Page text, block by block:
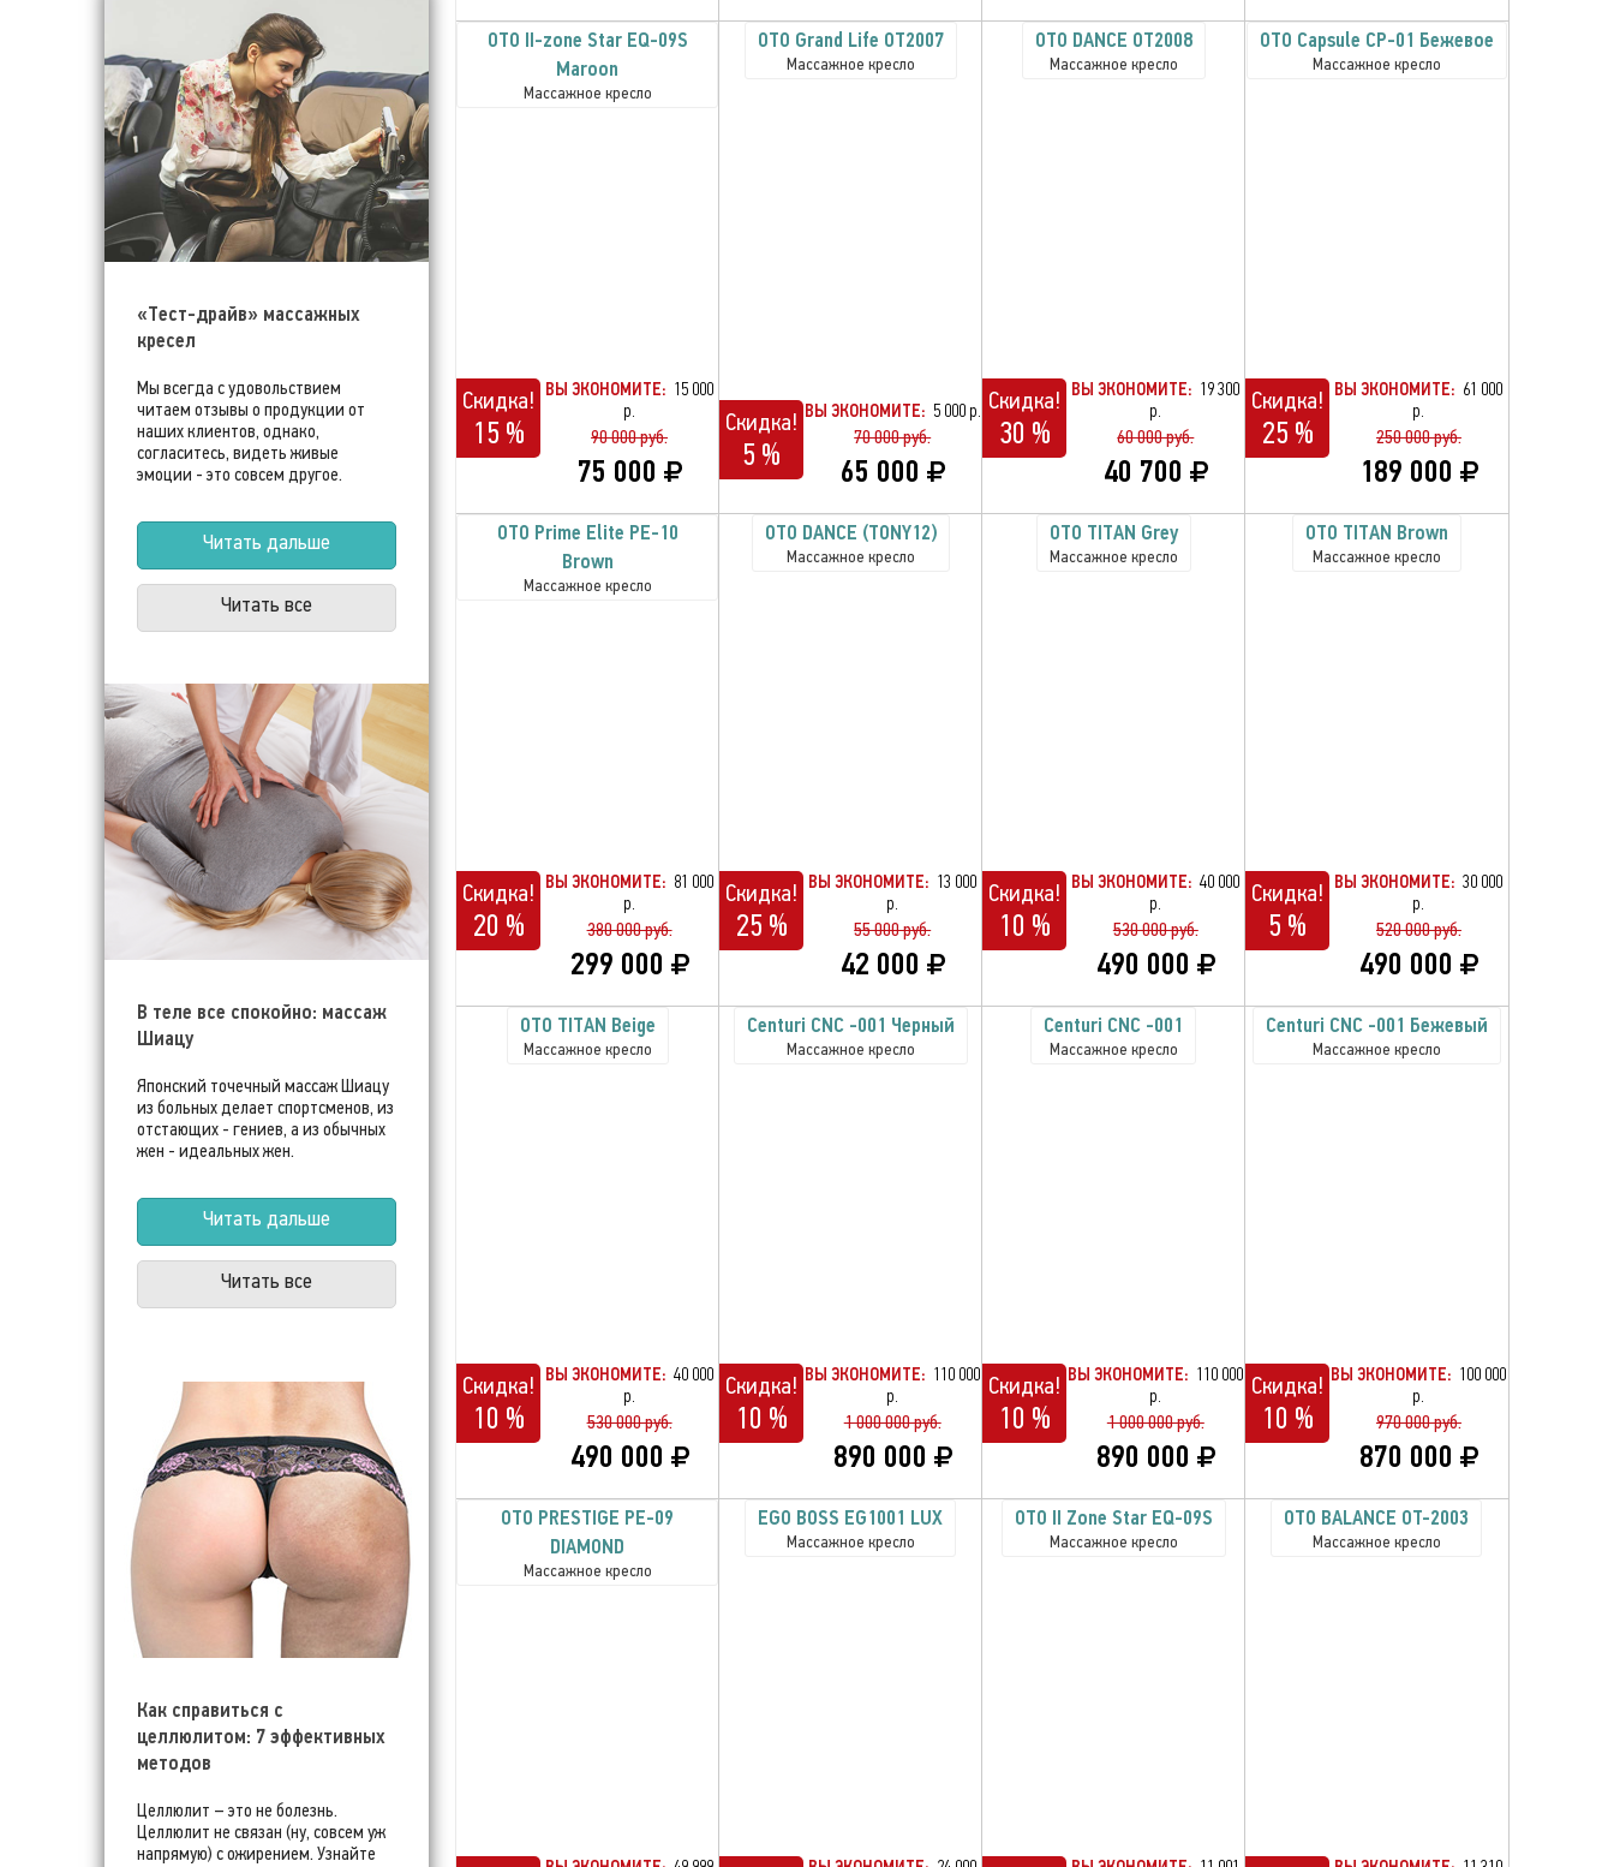
«Тест-драйв» массажных
кресел
Мы всегда с удовольствием
читаем отзывы о продукции от
наших клиентов, однако,
согласитесь, видеть живые
эмоции - это совсем другое.
Читать дальше
Читать все
В теле все спокойно: массаж
Шиацу
Японский точечный массаж Шиацу
из больных делает спортсменов, из
отстающих - гениев, а из обычных
жен - идеальных жен.
Читать дальше
Читать все
Как справиться с
целлюлитом: 7 эффективных
методов
Целлюлит – это не болезнь.
Целлюлит не связан (ну, совсем уж
напрямую) с ожирением. Узнайте
OTO II-zone Star EQ-09S
Maroon
Массажное кресло
Скидка!
15 %
ВЫ ЭКОНОМИТЕ: 15 000
р.
90 000 руб.
75 000
OTO Grand Life OT2007
Массажное кресло
Скидка!
5 %
ВЫ ЭКОНОМИТЕ: 5 000 р.
70 000 руб.
65 000
OTO DANCE OT2008
Массажное кресло
Скидка!
30 %
ВЫ ЭКОНОМИТЕ: 19 300
р.
60 000 руб.
40 700
OTO Capsule CP-01 Бежевое
Массажное кресло
Скидка!
25 %
ВЫ ЭКОНОМИТЕ: 61 000
р.
250 000 руб.
189 000
OTO Prime Elite PE-10
Brown
Массажное кресло
Скидка!
20 %
ВЫ ЭКОНОМИТЕ: 81 000
р.
380 000 руб.
299 000
OTO DANCE (TONY12)
Массажное кресло
Скидка!
25 %
ВЫ ЭКОНОМИТЕ: 13 000
р.
55 000 руб.
42 000
OTO TITAN Grey
Массажное кресло
Скидка!
10 %
ВЫ ЭКОНОМИТЕ: 40 000
р.
530 000 руб.
490 000
OTO TITAN Brown
Массажное кресло
Скидка!
5 %
ВЫ ЭКОНОМИТЕ: 30 000
р.
520 000 руб.
490 000
OTO TITAN Beige
Массажное кресло
Скидка!
10 %
ВЫ ЭКОНОМИТЕ: 40 000
р.
530 000 руб.
490 000
Centuri CNC -001 Черный
Массажное кресло
Скидка!
10 %
ВЫ ЭКОНОМИТЕ: 110 000
р.
1 000 000 руб.
890 000
Centuri CNC -001
Массажное кресло
Скидка!
10 %
ВЫ ЭКОНОМИТЕ: 110 000
р.
1 000 000 руб.
890 000
Centuri CNC -001 Бежевый
Массажное кресло
Скидка!
10 %
ВЫ ЭКОНОМИТЕ: 100 000
р.
970 000 руб.
870 000
OTO PRESTIGE PE-09
DIAMOND
Массажное кресло
EGO BOSS EG1001 LUX
Массажное кресло
OTO II Zone Star EQ-09S
Массажное кресло
OTO BALANCE OT-2003
Массажное кресло